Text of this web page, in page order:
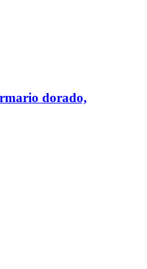
dorado,